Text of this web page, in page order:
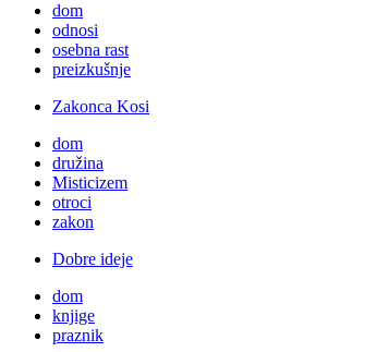
dom
odnosi
osebna rast
preizkušnje
Zakonca Kosi
dom
družina
Misticizem
otroci
zakon
Dobre ideje
dom
knjige
praznik